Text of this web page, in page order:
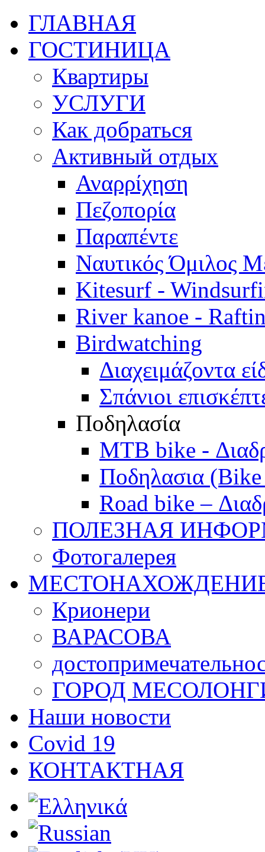
ГЛАВНАЯ
ГОСТИНИЦА
Квартиры
УСЛУГИ
Как добраться
Активный отдых
Αναρρίχηση
Πεζοπορία
Παραπέντε
Ναυτικός Όμιλος
Kitesurf -
River kanoe -
Birdwatching
Διαχειμάζοντα
Σπάνιοι
Ποδηλασία
MTB bike -
Ποδηλασια
Road bike –
ПОЛЕЗНАЯ
Фотогалерея
Крионери
ВАРАСОВА
ГОРОД
Наши новости
Covid 19
КОНТАКТНАЯ